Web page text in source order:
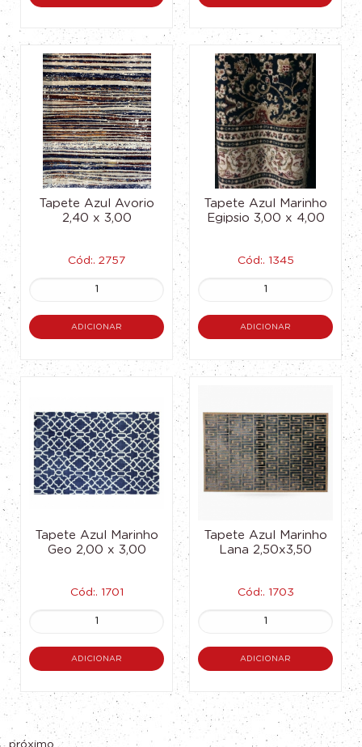
Tapete Azul Avorio
2,40 x 3,00
Cód:. 2757
ADICIONAR
Tapete Azul Marinho
Egipsio 3,00 x 4,00
Cód:. 1345
ADICIONAR
Tapete Azul Marinho
Geo 2,00 x 3,00
Cód:. 1701
ADICIONAR
Tapete Azul Marinho
Lana 2,50x3,50
Cód:. 1703
ADICIONAR
próximo